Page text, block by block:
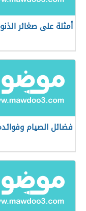
أمثلة على صغائر
فضائل الصيام